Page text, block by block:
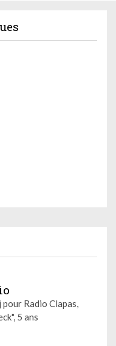
Radio Clapas,
5 ans